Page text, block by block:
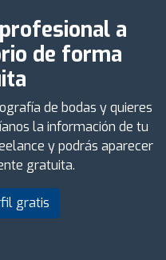
a
de forma
de bodas y quieres
la información de tu
y podrás aparecer
gratuita.
gratis